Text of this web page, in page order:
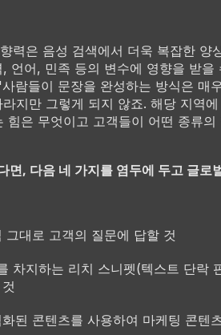
력은 음성 검색에서 더욱 복잡한 양
언어, 민족 등의 변수에 영향을 받을
람들이 문장을 완성하는 방식은 매
지만 그렇게 되지 않죠. 해당 지역
은 무엇이고 고객들이 어떤 종류의
면, 다음 네 가지를 염두에 두고 글로
그대로 고객의 질문에 답할 것
차지하는 리치 스니펫(텍스트 단락
된 콘텐츠를 사용하여 마케팅 콘텐